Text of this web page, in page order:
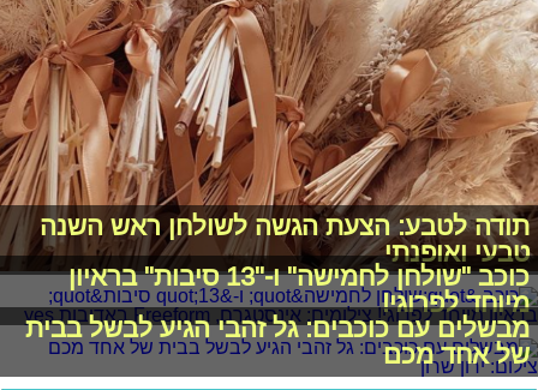
תודה לטבע: הצעת הגשה לשולחן ראש השנה
טבעי ואופנתי
כוכב "שולחן לחמישה" ו-"13 סיבות" בראיון
מיוחד לפרוגי!
מבשלים עם כוכבים: גל זהבי הגיע לבשל בבית
של אחד מכם